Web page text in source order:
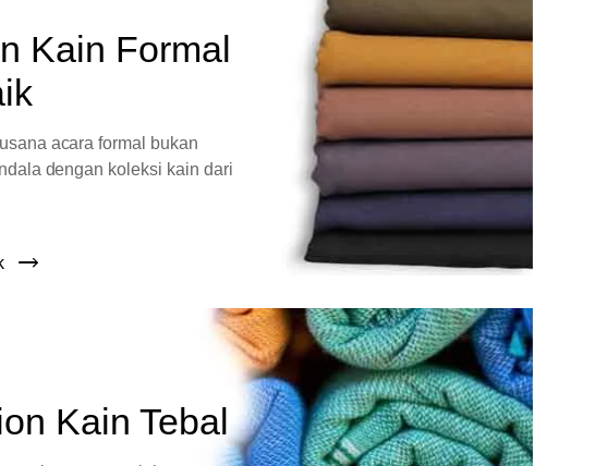
Kain Formal
acara formal bukan
dengan koleksi kain dari
Kain Tebal